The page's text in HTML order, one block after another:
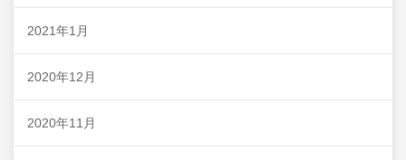
2021年1月
2020年12月
2020年11月